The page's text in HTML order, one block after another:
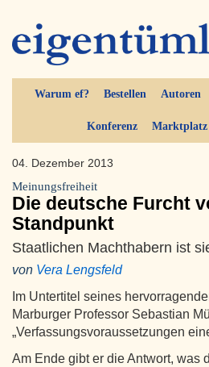
Warum ef? Bestellen Autoren
Konferenz Marktplatz
04. Dezember 2013
Meinungsfreiheit
Die deutsche Furcht
Standpunkt
Staatlichen Machthabern ist
von Vera Lengsfeld
Im Untertitel seines
Marburger Professor Sebastian
„Verfassungsvoraussetzungen
Am Ende gibt er die Antwort, was